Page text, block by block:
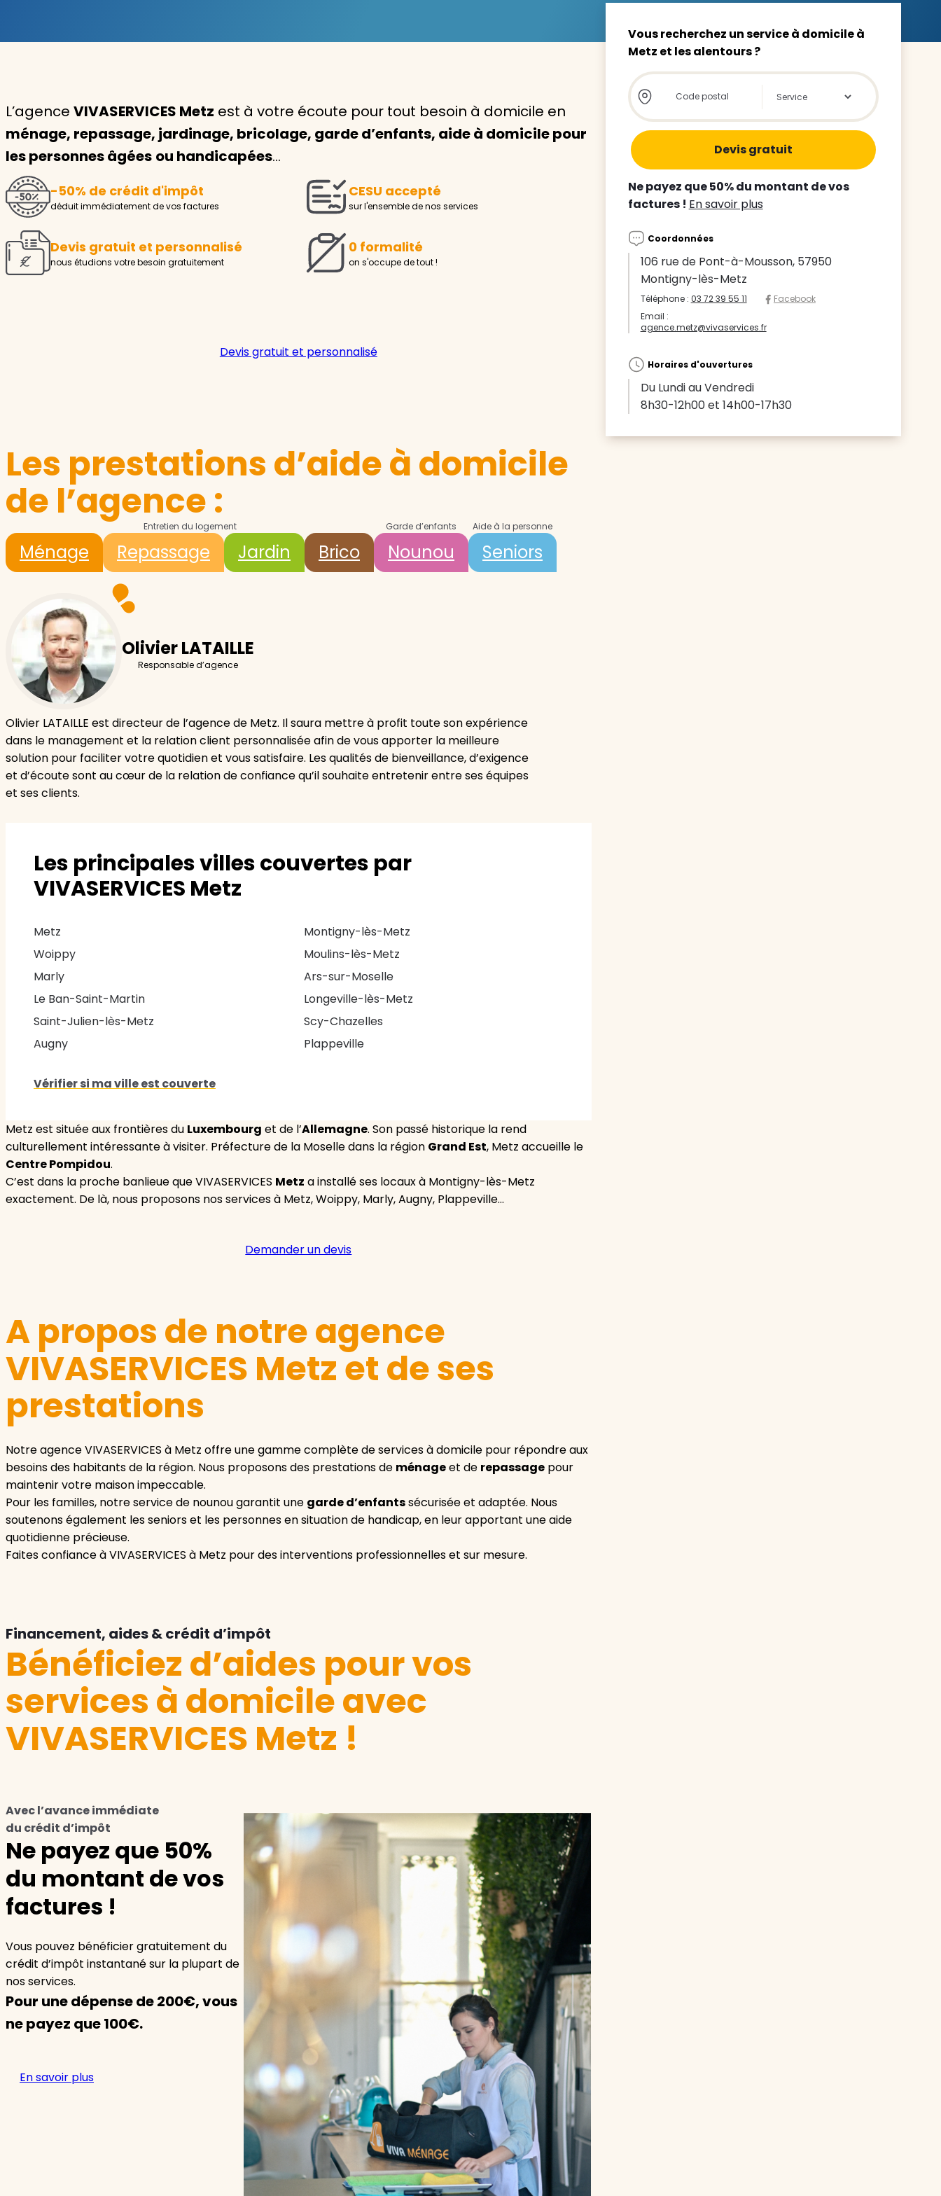
Seniors
Handicaps
Voir tous les services
Avec VIVASERVICES, trouvez le
service à domicile qui vous
Pour l’entretien de votre logement, la garde de votre enfant
ou l’accompagnement d’un parent, nos intervenants à
domicile sont là pour vous épauler.
Trouver mon agence
L’agence VIVASERVICES Metz est à votre écoute pour tout besoin à domicile en
ménage, repassage, jardinage, bricolage, garde d’enfants, aide à domicile pour
les personnes âgées ou handicapées…
-50% de crédit d'impôt
déduit immédiatement de vos factures
CESU accepté
sur l'ensemble de nos services
Devis gratuit et personnalisé
nous étudions votre besoin gratuitement
0 formalité
on s'occupe de tout !
Devis gratuit et personnalisé
Les prestations d’aide à domicile
de l’agence :
Entretien du logement
Ménage Repassage Jardin Brico
Garde d’enfants
Nounou
Aide à la personne
Seniors
Olivier LATAILLE
Responsable d’agence
Olivier LATAILLE est directeur de l’agence de Metz. Il saura mettre à profit toute son expérience
dans le management et la relation client personnalisée afin de vous apporter la meilleure
solution pour faciliter votre quotidien et vous satisfaire. Les qualités de bienveillance, d’exigence
et d’écoute sont au cœur de la relation de confiance qu’il souhaite entretenir entre ses équipes
et ses clients.
Les principales villes couvertes par
VIVASERVICES Metz
Metz
Montigny-lès-Metz
Woippy
Moulins-lès-Metz
Marly
Ars-sur-Moselle
Le Ban-Saint-Martin
Longeville-lès-Metz
Saint-Julien-lès-Metz
Scy-Chazelles
Augny
Plappeville
Vérifier si ma ville est couverte
Metz est située aux frontières du Luxembourg et de l’Allemagne. Son passé historique la rend
culturellement intéressante à visiter. Préfecture de la Moselle dans la région Grand Est, Metz accueille le
Centre Pompidou.
C’est dans la proche banlieue que VIVASERVICES Metz a installé ses locaux à Montigny-lès-Metz
exactement. De là, nous proposons nos services à Metz, Woippy, Marly, Augny, Plappeville…
Demander un devis
A propos de notre agence
VIVASERVICES Metz et de ses
prestations
Notre agence VIVASERVICES à Metz offre une gamme complète de services à domicile pour répondre aux
besoins des habitants de la région. Nous proposons des prestations de ménageet de repassage pour
maintenir votre maison impeccable.
Pour les familles, notre service de nounou garantit une garde d’enfantssécurisée et adaptée. Nous
soutenons également les seniors et les personnes en situation de handicap, en leur apportant une aide
quotidienne précieuse.
Faites confiance à VIVASERVICES à Metz pour des interventions professionnelles et sur mesure.
Financement, aides & crédit d’impôt
Bénéficiez d’aides pour vos
services à domicile avec
VIVASERVICES Metz !
Avec l’avance immédiate
du crédit d’impôt
Ne payez que 50%
du montant de vos
factures !
Vous pouvez bénéficier gratuitement du
crédit d’impôt instantané sur la plupart de
nos services.
Pour une dépense de 200€, vous
ne payez que 100€.
En savoir plus
Vous recherchez un service à domicile à
Metz et les alentours ?
Store locator global - Autocompletion
Rechercher
Ne payez que 50% du montant de vos
factures ! En savoir plus
Coordonnées
106 rue de Pont-à-Mousson, 57950
Montigny-lès-Metz
Téléphone : 03 72 39 55 11
Facebook
Email :
agence.metz@vivaservices.fr
Horaires d'ouvertures
Du Lundi au Vendredi
8h30-12h00 et 14h00-17h30